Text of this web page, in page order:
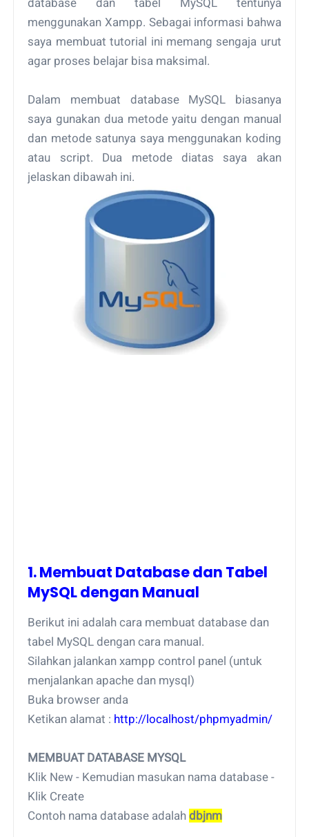
database dan tabel MySQL tentunya
menggunakan Xampp. Sebagai informasi bahwa
saya membuat tutorial ini memang sengaja urut
agar proses belajar bisa maksimal.
Dalam membuat database MySQL biasanya
saya gunakan dua metode yaitu dengan manual
dan metode satunya saya menggunakan koding
atau script. Dua metode diatas saya akan
jelaskan dibawah ini.
1. Membuat Database dan Tabel
MySQL dengan Manual
Berikut ini adalah cara membuat database dan
tabel MySQL dengan cara manual.
Silahkan jalankan xampp control panel (untuk
menjalankan apache dan mysql)
Buka browser anda
Ketikan alamat : http://localhost/phpmyadmin/
MEMBUAT DATABASE MYSQL
Klik New - Kemudian masukan nama database -
Klik Create
Contoh nama database adalahdbjnm